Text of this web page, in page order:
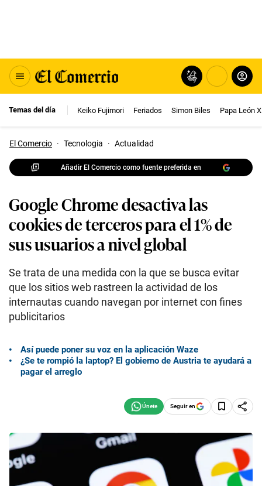
Temas del día Keiko Fujimori Feriados Simon Biles Papa León
El Comercio · Tecnologia · Actualidad
Añadir El Comercio como fuente preferida en
Google Chrome desactiva las
cookies de terceros para el 1% de
sus usuarios a nivel global
Se trata de una medida con la que se busca evitar
que los sitios web rastreen la actividad de los
internautas cuando navegan por internet con fines
publicitarios
Así puede poner su voz en la aplicación Waze
¿Se te rompió la laptop? El gobierno de Austria te ayudará a
pagar el arreglo
Seguir en